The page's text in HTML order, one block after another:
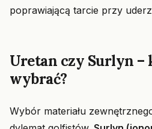
poprawiającą tarcie przy
Uretan czy Surlyn –
wybrać?
Wybór materiału